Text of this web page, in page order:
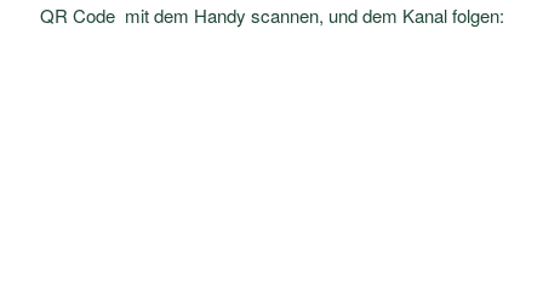
QR Code mit dem Handy scannen, und dem Kanal folgen: